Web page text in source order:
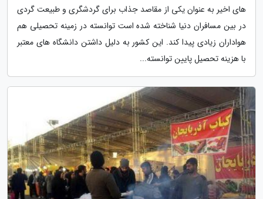
های اخیر به عنوان یکی از مقاصد جذاب برای گردشگری و طبیعت گردی
در بین مسافران دنیا شناخته شده است توانسته در زمینه تحصیلی هم
هواداران زیادی پیدا کند. این کشور به دلیل داشتن دانشگاه های معتبر
با هزینه تحصیل پایین توانسته...